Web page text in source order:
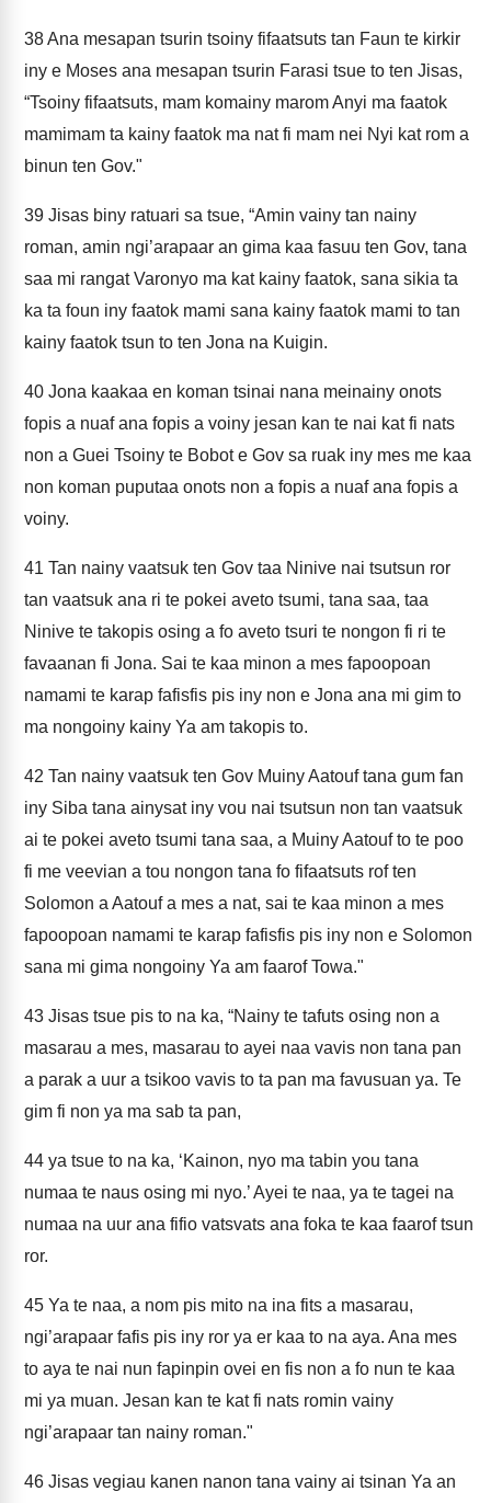
38Ana mesapan tsurin tsoiny fifaatsuts tan Faun te kirkir
iny e Moses ana mesapan tsurin Farasi tsue to ten Jisas,
“Tsoiny fifaatsuts, mam komainy marom Anyi ma faatok
mamimam ta kainy faatok ma nat fi mam nei Nyi kat rom a
binun ten Gov."
39 Jisas biny ratuari sa tsue, “Amin vainy tan nainy
roman, amin ngi’arapaar an gima kaa fasuu ten Gov, tana
saa mi rangat Varonyo ma kat kainy faatok, sana sikia ta
ka ta foun iny faatok mami sana kainy faatok mami to tan
kainy faatok tsun to ten Jona na Kuigin.
40 Jona kaakaa en koman tsinai nana meinainy onots
fopis a nuaf ana fopis a voiny jesan kan te nai kat fi nats
non a Guei Tsoiny te Bobot e Gov sa ruak iny mes me kaa
non koman puputaa onots non a fopis a nuaf ana fopis a
voiny.
41 Tan nainy vaatsuk ten Gov taa Ninive nai tsutsun ror
tan vaatsuk ana ri te pokei aveto tsumi, tana saa, taa
Ninive te takopis osing a fo aveto tsuri te nongon fi ri te
favaanan fi Jona. Sai te kaa minon a mes fapoopoan
namami te karap fafisfis pis iny non e Jona ana mi gim to
ma nongoiny kainy Ya am takopis to.
42 Tan nainy vaatsuk ten Gov Muiny Aatouf tana gum fan
iny Siba tana ainysat iny vou nai tsutsun non tan vaatsuk
ai te pokei aveto tsumi tana saa, a Muiny Aatouf to te poo
fi me veevian a tou nongon tana fo fifaatsuts rof ten
Solomon a Aatouf a mes a nat, sai te kaa minon a mes
fapoopoan namami te karap fafisfis pis iny non e Solomon
sana mi gima nongoiny Ya am faarof Towa."
43 Jisas tsue pis to na ka, “Nainy te tafuts osing non a
masarau a mes, masarau to ayei naa vavis non tana pan
a parak a uur a tsikoo vavis to ta pan ma favusuan ya. Te
gim fi non ya ma sab ta pan,
44 ya tsue to na ka, ‘Kainon, nyo ma tabin you tana
numaa te naus osing mi nyo.’ Ayei te naa, ya te tagei na
numaa na uur ana fifio vatsvats ana foka te kaa faarof tsun
ror.
45 Ya te naa, a nom pis mito na ina fits a masarau,
ngi’arapaar fafis pis iny ror ya er kaa to na aya. Ana mes
to aya te nai nun fapinpin ovei en fis non a fo nun te kaa
mi ya muan. Jesan kan te kat fi nats romin vainy
ngi’arapaar tan nainy roman."
46 Jisas vegiau kanen nanon tana vainy ai tsinan Ya an